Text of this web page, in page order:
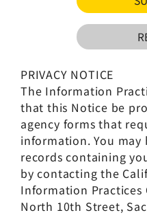
PRIVACY NOTICE
The Information
that this Notice be
agency forms that
information. You may
records containing
by contacting the
Information Practices
North 10th Street,